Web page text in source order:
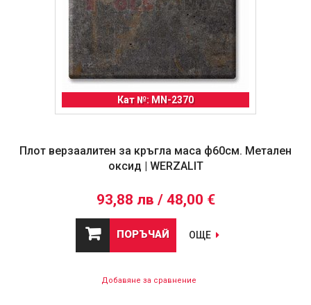
Кат №: MN-2370
Плот верзаалитен за кръгла маса ф60см. Метален
оксид | WERZALIT
93,88 лв / 48,00 €
ПОРЪЧАЙ ОЩЕ
Добавяне за сравнение